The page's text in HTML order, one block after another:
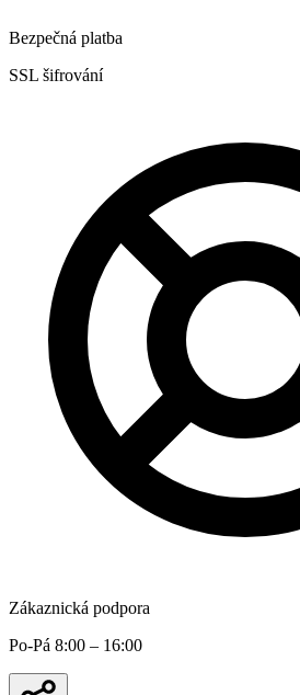
Bezpečná platba
SSL šifrování
Zákaznická podpora
Po-Pá 8:00 – 16:00